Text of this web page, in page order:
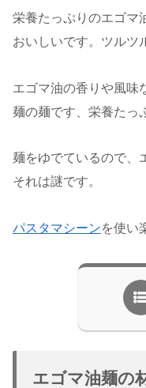
栄養たっぷりのエゴマ
おいしいです。ツルツ
エゴマ油の香りや風味
麺の麺です、栄養たっ
麺をゆでているので、
それは謎です。
パスタマシーンを使い
エゴマ油麺の